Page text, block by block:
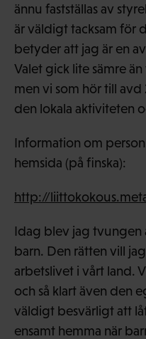
ännu fastställas av
är väldigt tacksam för
betyder att jag är en
Valet gick lite sämre
men vi som hör till
den lokala aktiviteten
Information om
hemsida (på finska):
http://
Idag blev jag tvungen
barn. Den rätten vill
arbetslivet i vårt land.
och så klart även den
väldigt besvärligt att
ensamt hemma när